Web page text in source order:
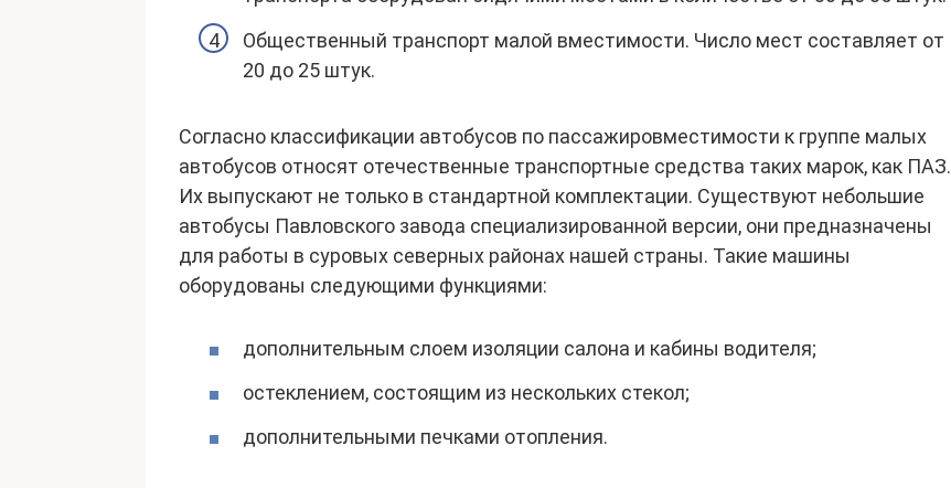
Общественный транспорт малой вместимости. Число мест составляет от
20 до 25 штук.
Согласно классификации автобусов по пассажировместимости к группе малых
автобусов относят отечественные транспортные средства таких марок, как ПАЗ.
Их выпускают не только в стандартной комплектации. Существуют небольшие
автобусы Павловского завода специализированной версии, они предназначены
для работы в суровых северных районах нашей страны. Такие машины
оборудованы следующими функциями:
дополнительным слоем изоляции салона и кабины водителя;
остеклением, состоящим из нескольких стекол;
дополнительными печками отопления.